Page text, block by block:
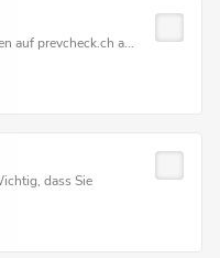
auf prevcheck.ch a...
dass Sie